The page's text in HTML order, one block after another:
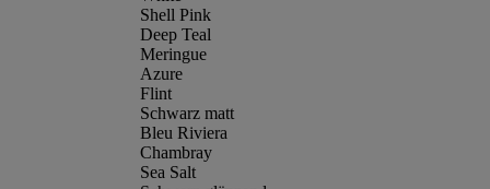
Shell Pink
Deep Teal
Meringue
Azure
Flint
Schwarz matt
Bleu Riviera
Chambray
Sea Salt